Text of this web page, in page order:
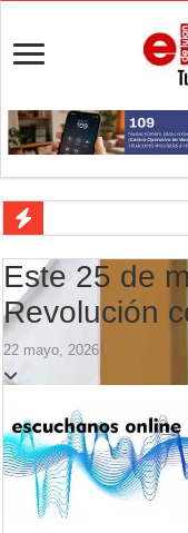
Actividades en Luján:
Salud mental: Luján
Turismo en Luján: las
Ronda de Negocios:
Campeonato TC JK:
Jubilación en Argentina:
Opinión: Buscando una
Este 25 de
Revolución
22 mayo, 2026